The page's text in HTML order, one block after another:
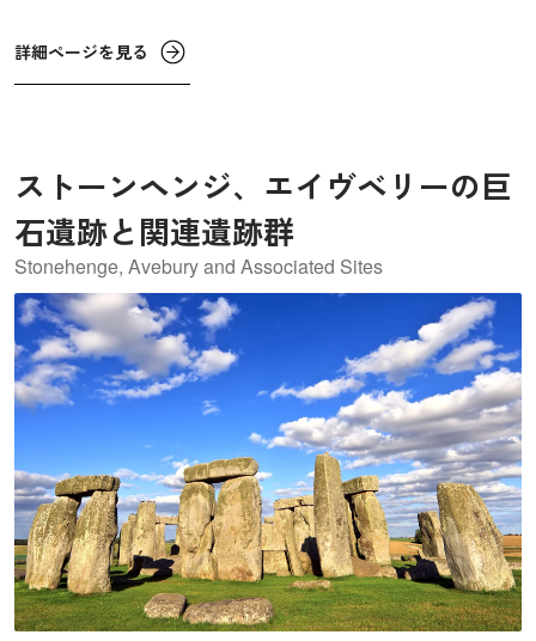
子工学、宇宙船の追跡などあらゆる分野で大きな科学的成
果をあげてきました。ジョドレルバンク天文台は旧来の光
遺産の定義があり、ジョドレルバンク天文台はUNESCOが
ICOMOSやIAU（国際天文学連合）と共に進める天文遺産の
分野で高い評価を受けていたこともあり、2019年に世界遺
産に登録されました。
詳細ページを見る
ストーンヘンジ、エイヴベリーの巨
石遺跡と関連遺跡群
Stonehenge, Avebury and Associated Sites